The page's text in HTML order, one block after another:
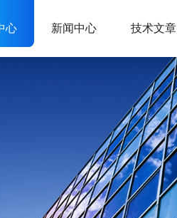
心 新闻中心 技术文章